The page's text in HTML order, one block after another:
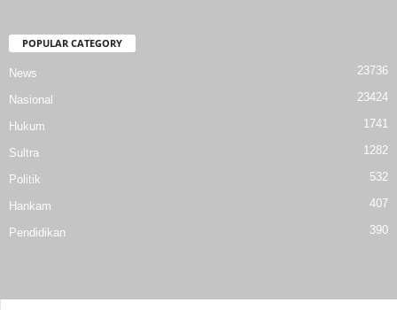
POPULAR CATEGORY
News 23736
Nasional 23424
Hukum 1741
Sultra 1282
Politik 532
Hankam 407
Pendidikan 390